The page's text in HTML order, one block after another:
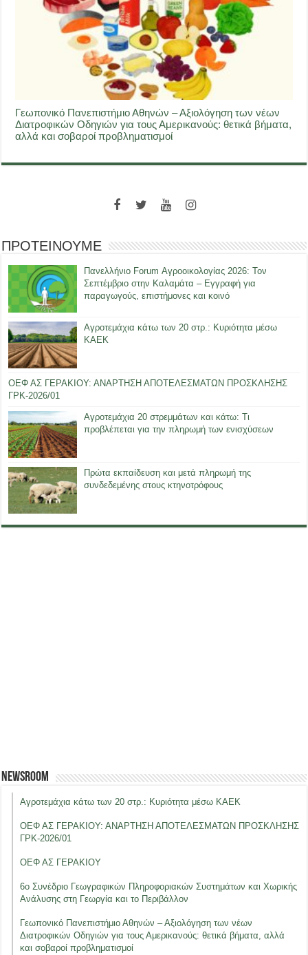
Γεωπονικό Πανεπιστήμιο Αθηνών – Αξιολόγηση των νέων
Διατροφικών Οδηγιών για τους Αμερικανούς: θετικά βήματα,
αλλά και σοβαροί προβληματισμοί
ΠΡΟΤΕΙΝΟΥΜΕ
Πανελλήνιο Forum Αγροοικολογίας 2026: Τον
Σεπτέμβριο στην Καλαμάτα – Εγγραφή για
παραγωγούς, επιστήμονες και κοινό
Αγροτεμάχια κάτω των 20 στρ.: Κυριότητα μέσω
ΚΑΕΚ
ΟΕΦ ΑΣ ΓΕΡΑΚΙΟΥ: ΑΝΑΡΤΗΣΗ ΑΠΟΤΕΛΕΣΜΑΤΩΝ ΠΡΟΣΚΛΗΣΗΣ
ΓΡΚ-2026/01
Αγροτεμάχια 20 στρεμμάτων και κάτω: Τι
προβλέπεται για την πληρωμή των ενισχύσεων
Πρώτα εκπαίδευση και μετά πληρωμή της
συνδεδεμένης στους κτηνοτρόφους
Newsroom
Αγροτεμάχια κάτω των 20 στρ.: Κυριότητα μέσω ΚΑΕΚ
ΟΕΦ ΑΣ ΓΕΡΑΚΙΟΥ: ΑΝΑΡΤΗΣΗ ΑΠΟΤΕΛΕΣΜΑΤΩΝ ΠΡΟΣΚΛΗΣΗΣ
ΓΡΚ-2026/01
ΟΕΦ ΑΣ ΓΕΡΑΚΙΟΥ
6ο Συνέδριο Γεωγραφικών Πληροφοριακών Συστημάτων και Χωρικής
Ανάλυσης στη Γεωργία και το Περιβάλλον
Γεωπονικό Πανεπιστήμιο Αθηνών – Αξιολόγηση των νέων
Διατροφικών Οδηγιών για τους Αμερικανούς: θετικά βήματα, αλλά
και σοβαροί προβληματισμοί